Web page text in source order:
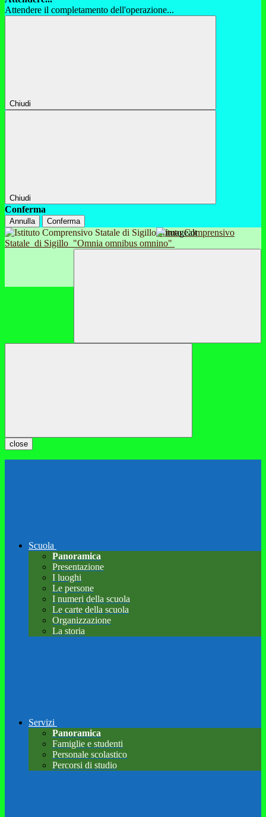
Attendere il completamento dell'operazione...
Chiudi
Chiudi
Conferma
Annulla Conferma
Istituto Comprensivo
Statale di Sigillo "Omnia omnibus omnino"
close
Scuola
Panoramica
Presentazione
I luoghi
Le persone
I numeri della scuola
Le carte della scuola
Organizzazione
La storia
Servizi
Panoramica
Famiglie e studenti
Personale scolastico
Percorsi di studio